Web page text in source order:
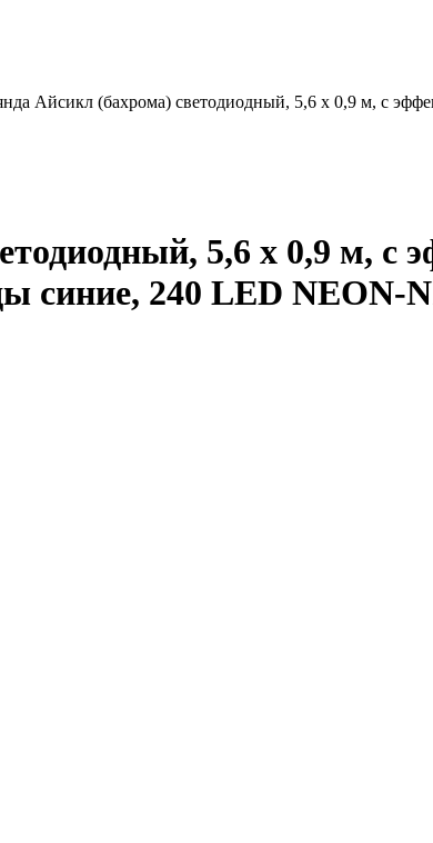
Айсикл (бахрома) светодиодный, 5,6 х 0,9 м, с
5,6 х 0,9 м, с
синие, 240 LED NEON-